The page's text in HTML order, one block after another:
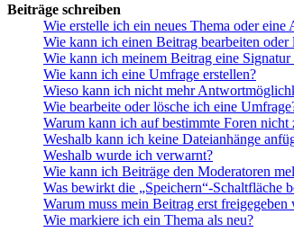
Beiträge schreiben
Wie erstelle ich ein neues Thema oder eine
Wie kann ich einen Beitrag bearbeiten oder
Wie kann ich meinem Beitrag eine Signatur
Wie kann ich eine Umfrage erstellen?
Wieso kann ich nicht mehr
Wie bearbeite oder lösche ich eine
Warum kann ich auf bestimmte Foren nicht
Weshalb kann ich keine Dateianhänge
Weshalb wurde ich verwarnt?
Wie kann ich Beiträge den Moderatoren
Was bewirkt die „Speichern“-Schaltfläche
Warum muss mein Beitrag erst freigegeben
Wie markiere ich ein Thema als neu?